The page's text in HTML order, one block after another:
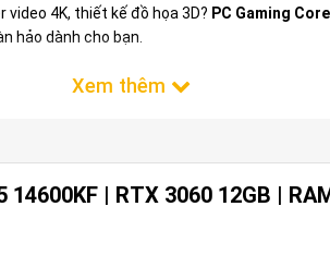
4K, thiết kế đồ họa 3D? PC Gaming
hảo dành cho bạn.
Với CPU Intel
hệ thứ 14 mới nhất với 14 nhân (6 P-core,
khóa hệ số nhân dòng KF cho phép tối ưu
| RTX 3060 12GB |